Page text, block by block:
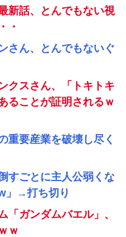
新話、とんでもない視
・
さん、とんでもないぐ
クスさん、「トキトキ
ることが証明されるｗ
重要産業を破壊し尽く
すごとに主人公弱くな
」→打ち切り
「ガンダムバエル」、
ｗ